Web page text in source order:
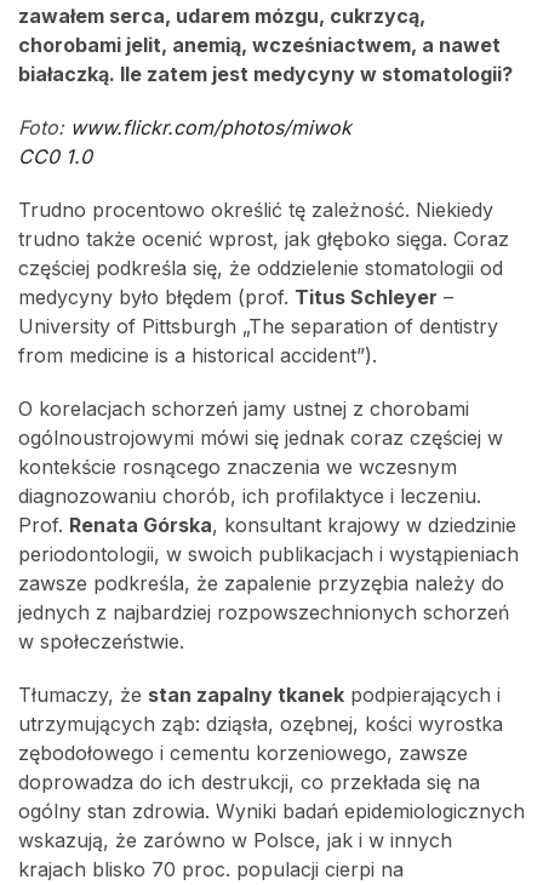
zawałem serca, udarem mózgu, cukrzycą,
chorobami jelit, anemią, wcześniactwem, a nawet
białaczką. Ile zatem jest medycyny w stomatologii?
Foto: www.flickr.com/photos/miwok
CC0 1.0
Trudno procentowo określić tę zależność. Niekiedy
trudno także ocenić wprost, jak głęboko sięga. Coraz
częściej podkreśla się, że oddzielenie stomatologii od
medycyny było błędem (prof. Titus Schleyer –
University of Pittsburgh „The separation of dentistry
from medicine is a historical accident”).
O korelacjach schorzeń jamy ustnej z chorobami
ogólnoustrojowymi mówi się jednak coraz częściej w
kontekście rosnącego znaczenia we wczesnym
diagnozowaniu chorób, ich profilaktyce i leczeniu.
Prof. Renata Górska, konsultant krajowy w dziedzinie
periodontologii, w swoich publikacjach i wystąpieniach
zawsze podkreśla, że zapalenie przyzębia należy do
jednych z najbardziej rozpowszechnionych schorzeń
w społeczeństwie.
Tłumaczy, że stan zapalny tkanek podpierających i
utrzymujących ząb: dziąsła, ozębnej, kości wyrostka
zębodołowego i cementu korzeniowego, zawsze
doprowadza do ich destrukcji, co przekłada się na
ogólny stan zdrowia. Wyniki badań epidemiologicznych
wskazują, że zarówno w Polsce, jak i w innych
krajach blisko 70 proc. populacji cierpi na